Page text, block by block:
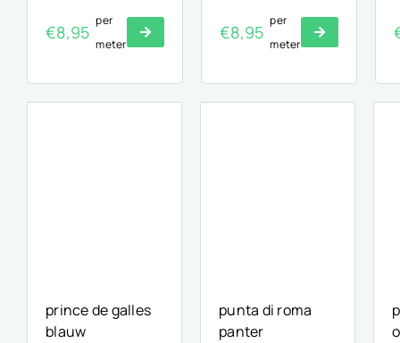
€8,95
per
meter
€8,95
per
meter
prince de galles
blauw
punta di roma
panter